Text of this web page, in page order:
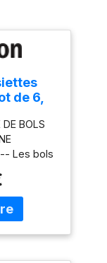
de 6,
Pates
Bols
de
et
1180
DE BOLS
-- Les bols
en